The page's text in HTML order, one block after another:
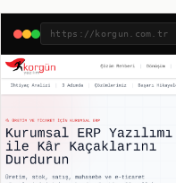
https://korgun.com.tr